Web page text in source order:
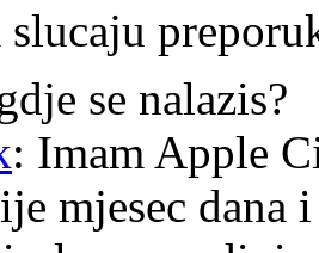
se nalazis?
: Imam Apple
mjesec dana